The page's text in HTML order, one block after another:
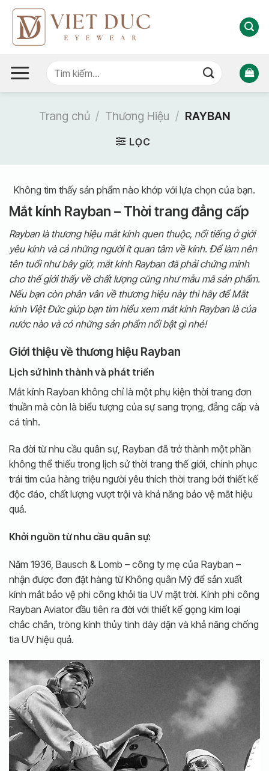
Tìm
Trang chủ / Thương Hiệu / RAYBAN
LỌC
Không tìm thấy sản phẩm nào khớp với lựa chọn của bạn.
Mắt kính Rayban – Thời trang đẳng cấp
Rayban là thương hiệu mắt kính quen thuộc, nổi tiếng ở giới
yêu kính và cả những người ít quan tâm về kính. Để làm nên
tên tuổi như bây giờ, mắt kính Rayban đã phải chứng minh
cho thế giới thấy về chất lượng cũng như mẫu mã sản phẩm.
Nếu bạn còn phân vân về thương hiệu này thì hãy để Mắt
kính Việt Đức giúp bạn tìm hiểu xem mắt kính Rayban là của
nước nào và có những sản phẩm nổi bật gì nhé!
Giới thiệu về thương hiệu Rayban
Lịch sử hình thành và phát triển
Mắt kính Rayban không chỉ là một phụ kiện thời trang đơn
thuần mà còn là biểu tượng của sự sang trọng, đẳng cấp và
cá tính.
Ra đời từ nhu cầu quân sự, Rayban đã trở thành một phần
không thể thiếu trong lịch sử thời trang thế giới, chinh phục
trái tim của hàng triệu người yêu thích thời trang bởi thiết kế
độc đáo, chất lượng vượt trội và khả năng bảo vệ mắt hiệu
quả.
Khởi nguồn từ nhu cầu quân sự:
Năm 1936, Bausch & Lomb – công ty mẹ của Rayban –
nhận được đơn đặt hàng từ Không quân Mỹ để sản xuất
kính mắt bảo vệ phi công khỏi tia UV mặt trời. Kính phi công
Rayban Aviator đầu tiên ra đời với thiết kế gọng kim loại
chắc chắn, tròng kính thủy tinh dày dặn và khả năng chống
tia UV hiệu quả.